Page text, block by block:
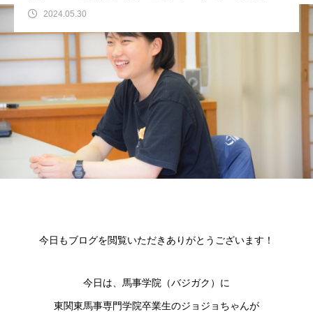
2024.05.30
今日もブログを閲覧いただきありがとうございます！
今日は、馬事学院（バジガク）に
東関東馬事専門学院卒業生のジョジョちゃんが